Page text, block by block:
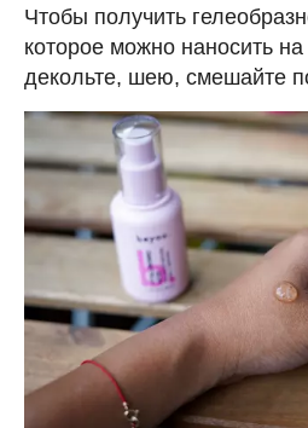
Чтобы получить
которое можно наносить
декольте, шею, смешайте